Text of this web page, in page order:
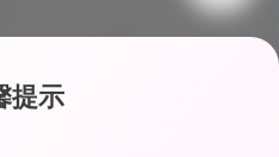
提示